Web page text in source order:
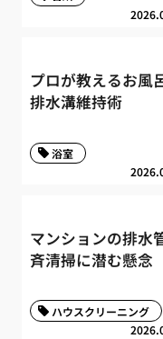
プロが教えるお風
排水溝維持術
浴室
マンションの排水
斉清掃に潜む懸念
ハウスクリーニング